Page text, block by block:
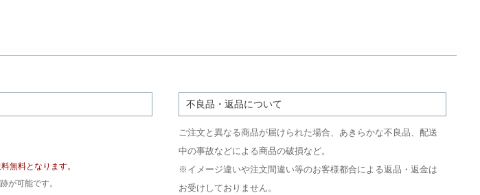
無料となります。
が可能です。
不良品・返品について
ご注文と異なる商品が届けられた場合、あきらかな不良品、配送
中の事故などによる商品の破損など。
※イメージ違いや注文間違い等のお客様都合による返品・返金は
お受けしておりません。